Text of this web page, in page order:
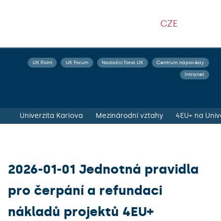
CZE
UK Point UK Forum Nadační fond UK Centrum nápovědy
Intranet
Univerzita Karlova Mezinárodní vztahy
2026-01-01 Jednotná pravidla
pro čerpání a refundaci
nákladů projektů 4EU+